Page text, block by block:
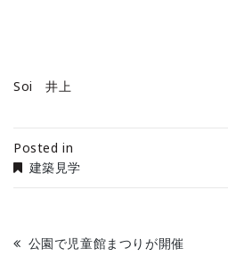
Soi 井上
Posted in
建築見学
公園で児童館まつりが開催